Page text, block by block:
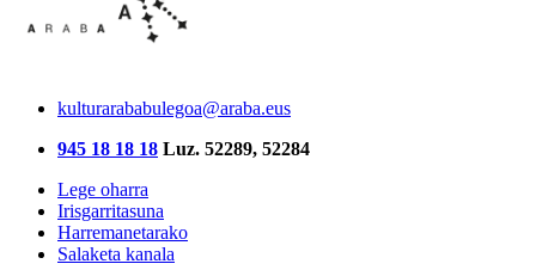
kulturarababulegoa@araba.eus
945 18 18 18 Luz. 52289, 52284
Lege oharra
Irisgarritasuna
Harremanetarako
Salaketa kanala